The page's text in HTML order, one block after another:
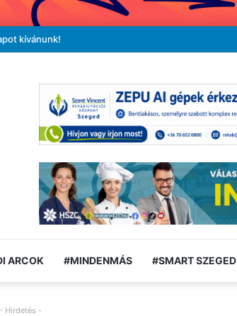
kívánunk!
ARCOK #MINDENMÁS #SMART SZEGED
- Hirdetés -